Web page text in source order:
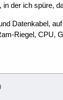
in der ich spüre,
Datenkabel,
Riegel, CPU,